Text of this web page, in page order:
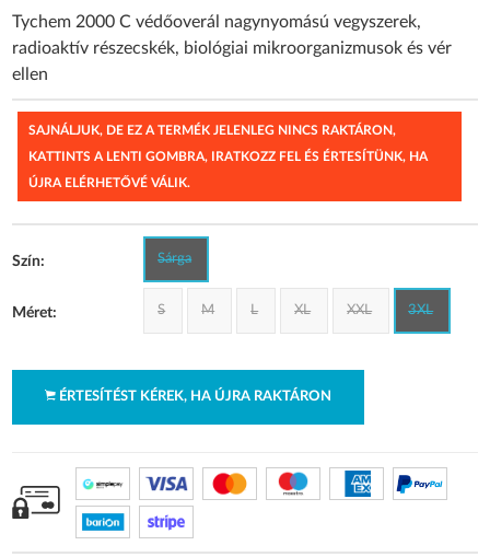
Tychem 2000 C védőoverál nagynyomású vegyszerek,
radioaktív részecskék, biológiai mikroorganizmusok és vér
ellen
SAJNÁLJUK, DE EZ A TERMÉK JELENLEG NINCS RAKTÁRON,
KATTINTS A LENTI GOMBRA, IRATKOZZ FEL ÉS ÉRTESÍTÜNK, HA
ÚJRA ELÉRHETŐVÉ VÁLIK.
Szín: Sárga
Méret: S M L XL XXL 3XL
ÉRTESÍTÉST KÉREK, HA ÚJRA RAKTÁRON